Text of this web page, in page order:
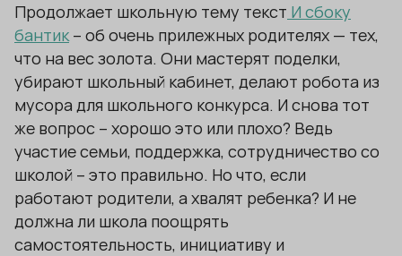
Продолжает школьную тему текст И сбоку
бантик– об очень прилежных родителях — тех,
что на вес золота. Они мастерят поделки,
убирают школьный кабинет, делают робота из
мусора для школьного конкурса. И снова тот
же вопрос – хорошо это или плохо? Ведь
участие семьи, поддержка, сотрудничество со
школой – это правильно. Но что, если
работают родители, а хвалят ребенка? И не
должна ли школа поощрять
самостоятельность, инициативу и